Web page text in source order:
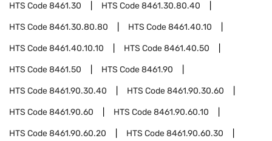
HTS Code8461.30 HTS Code8461.30.80.40
HTS Code8461.30.80.80 HTS Code8461.40.10
HTS Code8461.40.10.10 HTS Code8461.40.50
HTS Code8461.50 HTS Code8461.90
HTS Code8461.90.30.40 HTS Code8461.90.30.60
HTS Code8461.90.60 HTS Code8461.90.60.10
HTS Code8461.90.60.20 HTS Code8461.90.60.30